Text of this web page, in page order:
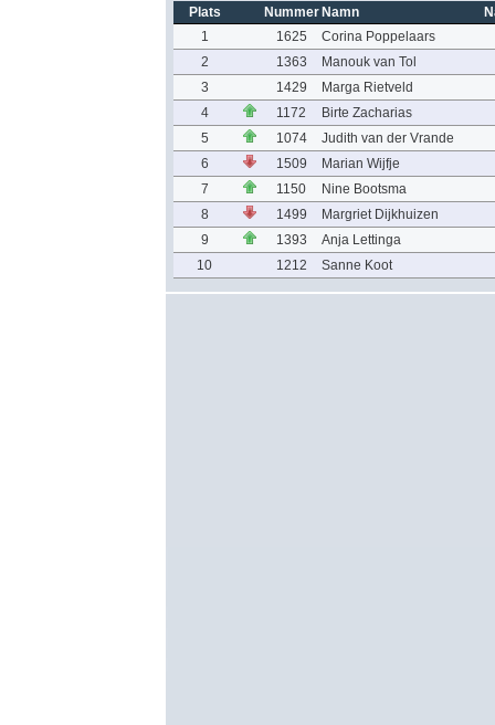
Plats Nummer Namn
1
1625
Corina Poppelaars
2
1363
Manouk van Tol
3
1429
Marga Rietveld
4
1172
Birte Zacharias
5
1074
Judith van der Vrande
6
1509
Marian Wijfje
7
1150
Nine Bootsma
8
1499
Margriet Dijkhuizen
9
1393
Anja Lettinga
10
1212 Sanne Koot